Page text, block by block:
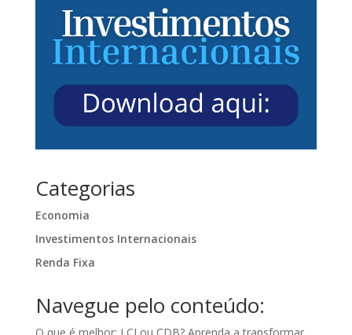
Categorias
Economia
Investimentos Internacionais
Renda Fixa
Navegue pelo conteúdo:
O que é melhor: LCI ou CDB? Aprenda a transformar